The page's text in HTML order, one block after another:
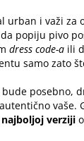
urban i važi za
popiju pivo
dress code-a ili
samo zato
bude posebno,
vaše.
verziji